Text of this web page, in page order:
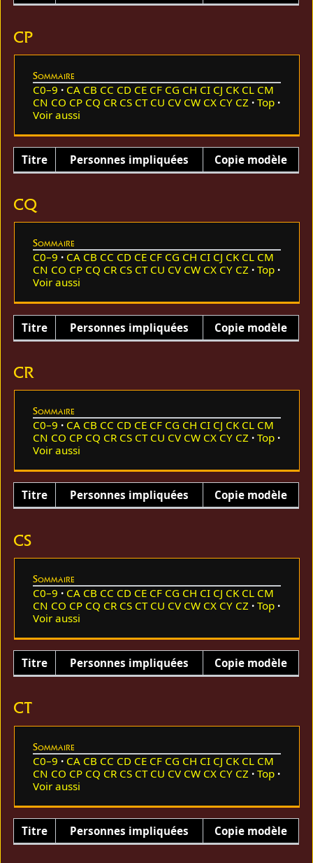
CP
Sommaire
C0–9 CA CB CC CD CE CF CG CH CI CJ CK CL CM
CN CO CP CQ CR CS CT CU CV CW CX CY CZ
Top
Voir aussi
Titre Personnes impliquées Copie modèle
CQ
Sommaire
C0–9 CA CB CC CD CE CF CG CH CI CJ CK CL CM
CN CO CP CQ CR CS CT CU CV CW CX CY CZ
Top
Voir aussi
Titre Personnes impliquées Copie modèle
CR
Sommaire
C0–9 CA CB CC CD CE CF CG CH CI CJ CK CL CM
CN CO CP CQ CR CS CT CU CV CW CX CY CZ
Top
Voir aussi
Titre Personnes impliquées Copie modèle
CS
Sommaire
C0–9 CA CB CC CD CE CF CG CH CI CJ CK CL CM
CN CO CP CQ CR CS CT CU CV CW CX CY CZ
Top
Voir aussi
Titre Personnes impliquées Copie modèle
CT
Sommaire
C0–9 CA CB CC CD CE CF CG CH CI CJ CK CL CM
CN CO CP CQ CR CS CT CU CV CW CX CY CZ
Top
Voir aussi
Titre Personnes impliquées Copie modèle